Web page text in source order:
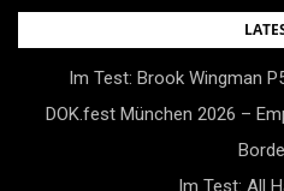
Skip
Im Test: Brook Wingman
DOK.fest München 2026 –
Im Test: All